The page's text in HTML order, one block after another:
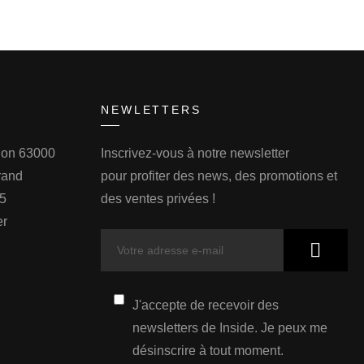
63000
NEWLETTERS
Inscrivez-vous à notre newsletter
pour profiter des news, des promotions et
des ventes privées !
J'accepte de recevoir des
newsletters de Inside. Je peux me
désinscrire à tout moment.